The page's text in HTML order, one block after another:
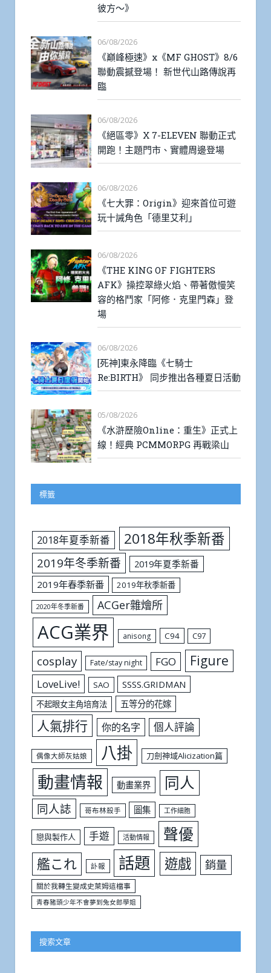
彼方～》
06/08/2026
《巔峰極速》x《MF GHOST》8/6
聯動震撼登場！ 新世代山路傳說再
臨
06/08/2026
《絕區零》X 7-ELEVEN 聯動正式
開跑！主題門市、實體周邊登場
06/08/2026
《七大罪：Origin》迎來首位可遊
玩十誡角色「德里艾利」
06/08/2026
《THE KING OF FIGHTERS
AFK》操控翠綠火焰、帶著傲慢笑
容的格鬥家「阿修．克里門森」登
場
06/08/2026
[死神]東永降臨《七騎士
Re:BIRTH》 同步推出各種夏日活動
05/08/2026
《水滸歷險Online：重生》正式上
線！經典 PCMMORPG 再戰梁山
標籤
2018年夏季新番 2018年秋季新番
2019年冬季新番
2019年夏季新番
2019年春季新番
2019年秋季新番
2020年冬季新番 ACGer雜燴所
ACG業界 anisong C94 C97
cosplay Fate/stay night FGO Figure
LoveLive! SAO SSSS.GRIDMAN
不起眼女主角培育法 五等分的花嫁
人氣排行 你的名字 個人評論
偶像大師灰姑娘 八掛 刀劍神域Alicization篇
動畫情報 動畫業界 同人
同人誌 哥布林殺手 圖集 工作細胞
戀與製作人 手遊 活動情報 聲優
艦これ 訃報 話題 遊戲 銷量
關於我轉生變成史萊姆這檔事
青春豬頭少年不會夢到兔女郎學姐
搜索文章